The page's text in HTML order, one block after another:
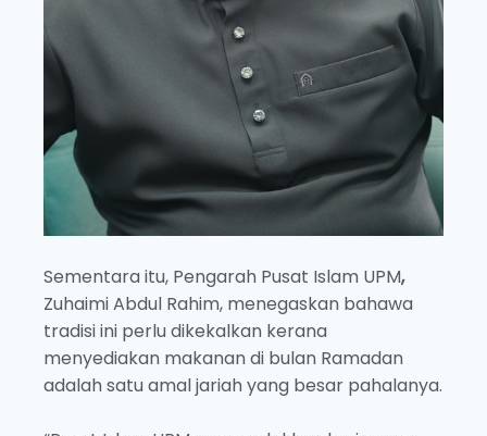
Sementara itu, Pengarah Pusat Islam UPM,
Zuhaimi Abdul Rahim, menegaskan bahawa
tradisi ini perlu dikekalkan kerana
menyediakan makanan di bulan Ramadan
adalah satu amal jariah yang besar pahalanya.